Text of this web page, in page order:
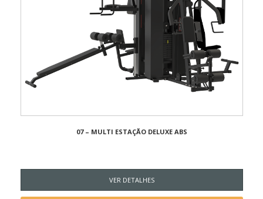
07 – MULTI ESTAÇÃO DELUXE ABS
VER DETALHES